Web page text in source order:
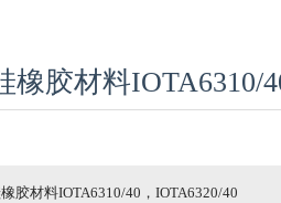
橡胶材料IOTA6310/
胶材料IOTA6310/40，IOTA6320/40